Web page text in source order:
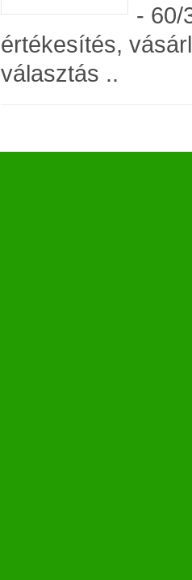
- 60/
értékesítés,
választás ..